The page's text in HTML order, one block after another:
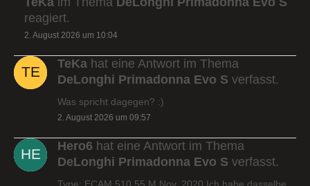
reagiert.
2. August 2026 um 10:04
TeKa hat eine Antwort im Thema
DeLonghi Primadonna Evo S verfasst.
Was spricht dagegen? :)
2. August 2026 um 09:57
Hero6 hat eine Antwort im Thema
DeLonghi Primadonna Evo S verfasst.
Type: ECAM 510.55.M Nov. 2020 Ich habe dasselbe